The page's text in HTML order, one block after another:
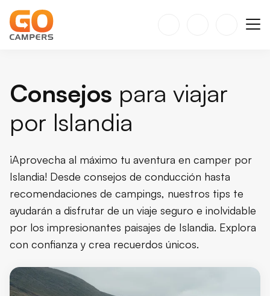
Consejos para viajar
por Islandia
¡Aprovecha al máximo tu aventura en camper por
Islandia! Desde consejos de conducción hasta
recomendaciones de campings, nuestros tips te
ayudarán a disfrutar de un viaje seguro e inolvidable
por los impresionantes paisajes de Islandia. Explora
con confianza y crea recuerdos únicos.